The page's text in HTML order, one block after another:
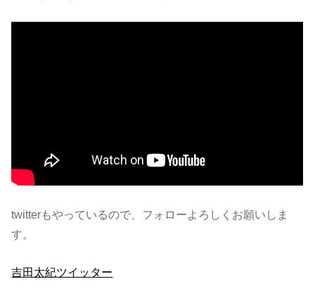
twitterもやっているので、フォローよろしくお願いしま
す。
吉田太紀ツイッター